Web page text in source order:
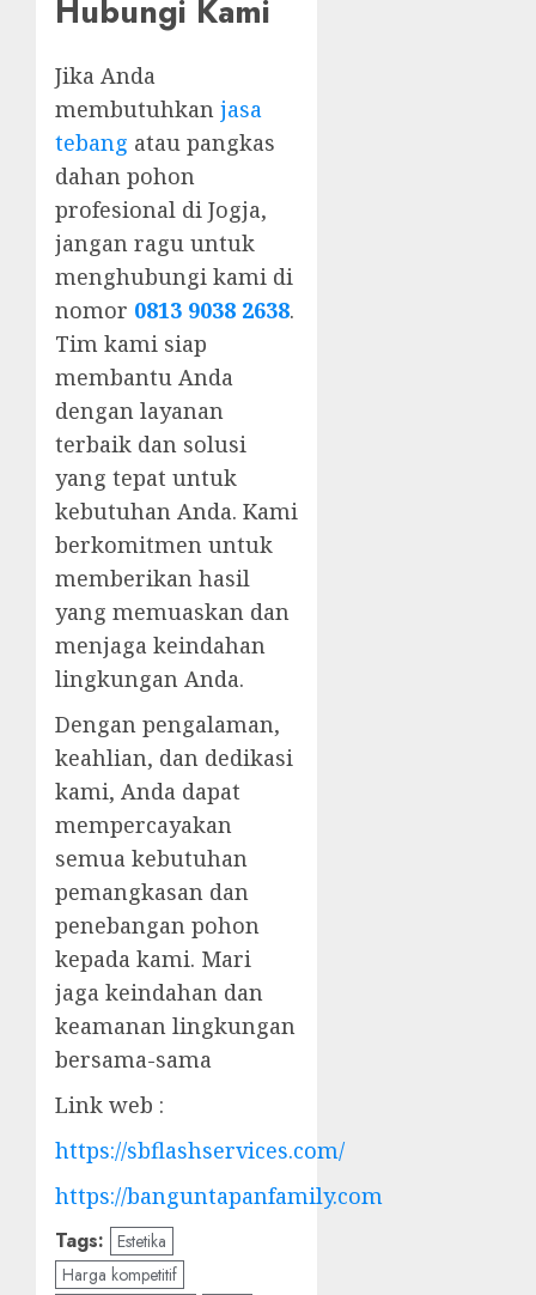
Hubungi Kami
Jika Anda
membutuhkan jasa
tebang atau pangkas
dahan pohon
profesional di Jogja,
jangan ragu untuk
menghubungi kami di
nomor 0813 9038 2638.
Tim kami siap
membantu Anda
dengan layanan
terbaik dan solusi
yang tepat untuk
kebutuhan Anda. Kami
berkomitmen untuk
memberikan hasil
yang memuaskan dan
menjaga keindahan
lingkungan Anda.
Dengan pengalaman,
keahlian, dan dedikasi
kami, Anda dapat
mempercayakan
semua kebutuhan
pemangkasan dan
penebangan pohon
kepada kami. Mari
jaga keindahan dan
keamanan lingkungan
bersama-sama
Link web :
https://sbflashservices.com/
https://banguntapanfamily.com
Tags: Estetika
Harga kompetitif